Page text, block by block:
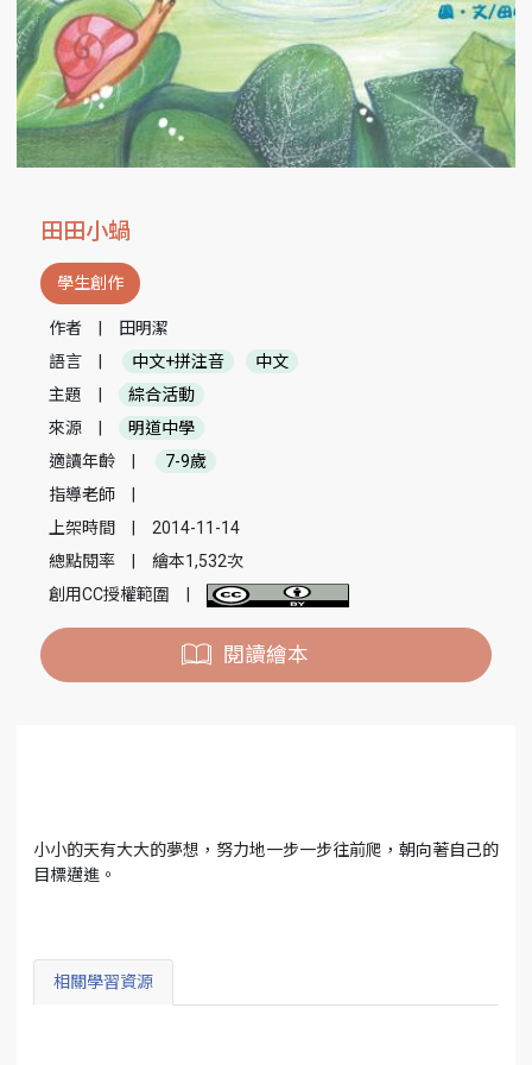
田田小蝸
學生創作
作者
田明潔
語言
中文+拼注音
中文
主題
綜合活動
來源
明道中學
適讀年齡
7-9歲
指導老師
上架時間
2014-11-14
總點閱率
繪本1,532次
創用CC授權範圍
閱讀繪本
小小的天有大大的夢想，努力地一步一步往前爬，朝向著自己的
目標邁進。
相關學習資源